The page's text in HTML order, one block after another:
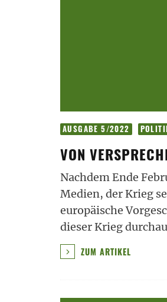
AUSGABE 5/2022
VON
Nachdem Ende
Medien, der Krieg
europäische
dieser Krieg
ZUM ARTIKEL